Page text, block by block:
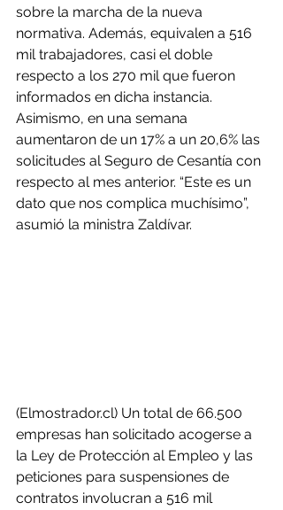
sobre la marcha de la nueva
normativa. Además, equivalen a 516
mil trabajadores, casi el doble
respecto a los 270 mil que fueron
informados en dicha instancia.
Asimismo, en una semana
aumentaron de un 17% a un 20,6% las
solicitudes al Seguro de Cesantía con
respecto al mes anterior. “Este es un
dato que nos complica muchísimo”,
asumió la ministra Zaldívar.
(Elmostrador.cl) Un total de 66.500
empresas han solicitado acogerse a
la Ley de Protección al Empleo y las
peticiones para suspensiones de
contratos involucran a 516 mil